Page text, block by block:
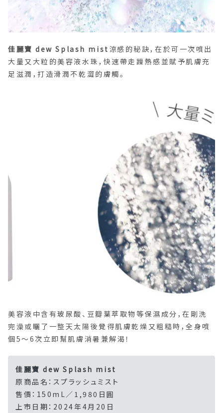
佳麗寶 dew Splash mist 涼感的秘訣，在於可一次噴出
大量又大粒的美容液水珠，快速帶走躁熱感並賦予肌膚充
足滋潤，打造滑潤不乾澀的膚觸。
美容液中含有玻尿酸、豆瓣葉萃取物等保濕成分，在剛洗
完澡或曬了一整天太陽後覺得肌膚乾燥又粗糙時，全身噴
個5〜6次立即幫肌膚消暑兼解渴！
佳麗寶 dew Splash mist
原商品名：スプラッシュミスト
售價：150mL／1,980日圓
上市日期：2024年4月20日